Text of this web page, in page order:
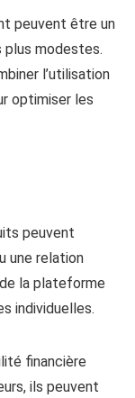
peuvent être un
plus modestes.
l’utilisation
optimiser les
peuvent
une relation
la plateforme
individuelles.
financière
ils peuvent